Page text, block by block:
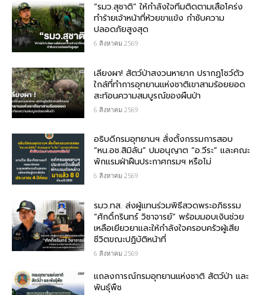
“รมว.สุชาติ” ให้กำลังใจทีมติดตามเสือโคร่ง
ทำร้ายเจ้าหน้าที่ห้วยขาแข้ง กำชับความ
ปลอดภัยสูงสุด
6 สิงหาคม 2569
เลียงผา! สัตว์ป่าสงวนหายาก ปรากฏโชว์ตัว
ใกล้ที่ทำการอุทยานแห่งชาติเขาสามร้อยยอด
สะท้อนความสมบูรณ์ของผืนป่า
6 สิงหาคม 2569
อธิบดีกรมอุทยานฯ​ สั่งตั้งกรรมการสอบ
“หน.อช.สิมิลัน” ปมอนุญาต “อ.วีระ” และคณะ
พักแรมฝ่าฝืนประกาศกรมฯ หรือไม่
6 สิงหาคม 2569
รมว.ทส. ส่งผู้แทนร่วมพิธีสวดพระอภิธรรม
“ศักดิ์กรินทร์ วิชาจารย์” พร้อมมอบเงินช่วย
เหลือเยียวยาและให้กำลังใจครอบครัวผู้เสีย
ชีวิตขณะปฏิบัติหน้าที่
6 สิงหาคม 2569
แถลงการณ์กรมอุทยานแห่งชาติ สัตว์ป่า และ
พันธุ์พืช